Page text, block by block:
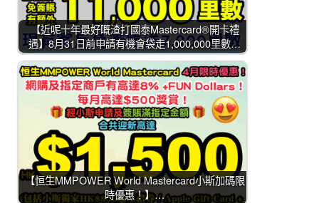
【近呢十年最好嘅渣打國泰Mastercard®開卡禮
遇】8月31日前申請有機會袋走1,000,000里數…
【恒生MMPOWER World Mastercard小斯加碼限
時優惠！】…